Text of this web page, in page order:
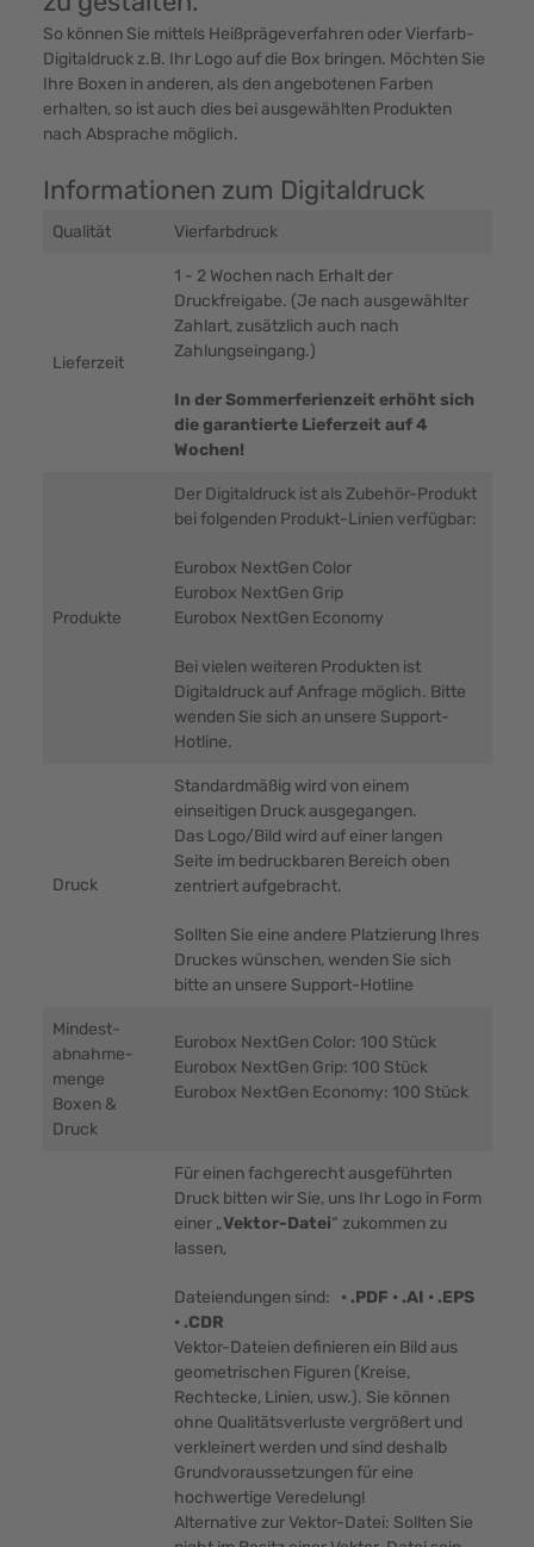
So können Sie mittels Heißprägeverfahren oder Vierfarb-
Digitaldruck z.B. Ihr Logo auf die Box bringen. Möchten Sie
Ihre Boxen in anderen, als den angebotenen Farben
erhalten, so ist auch dies bei ausgewählten Produkten
nach Absprache möglich.
Informationen zum Digitaldruck
Qualität Vierfarbdruck
Lieferzeit
1 - 2 Wochen nach Erhalt der
Druckfreigabe. (Je nach ausgewählter
Zahlart, zusätzlich auch nach
Zahlungseingang.)
In der Sommerferienzeit erhöht sich
die garantierte Lieferzeit auf 4
Wochen!
Produkte
Der Digitaldruck ist als Zubehör-Produkt
bei folgenden Produkt-Linien verfügbar:
Eurobox NextGen Color
Eurobox NextGen Grip
Eurobox NextGen Economy
Bei vielen weiteren Produkten ist
Digitaldruck auf Anfrage möglich. Bitte
wenden Sie sich an unsere Support-
Hotline.
Druck
Standardmäßig wird von einem
einseitigen Druck ausgegangen.
Das Logo/Bild wird auf einer langen
Seite im bedruckbaren Bereich oben
zentriert aufgebracht.
Sollten Sie eine andere Platzierung Ihres
Druckes wünschen, wenden Sie sich
bitte an unsere Support-Hotline
Mindest-
abnahme-
menge
Boxen &
Druck
Eurobox NextGen Color: 100 Stück
Eurobox NextGen Grip: 100 Stück
Eurobox NextGen Economy: 100 Stück
Für einen fachgerecht ausgeführten
Druck bitten wir Sie, uns Ihr Logo in Form
einer „Vektor-Datei“ zukommen zu
lassen,
Dateiendungen sind: • .PDF • .AI • .EPS
• .CDR
Vektor-Dateien definieren ein Bild aus
geometrischen Figuren (Kreise,
Rechtecke, Linien, usw.). Sie können
ohne Qualitätsverluste vergrößert und
verkleinert werden und sind deshalb
Grundvoraussetzungen für eine
hochwertige Veredelung!
Alternative zur Vektor-Datei: Sollten Sie